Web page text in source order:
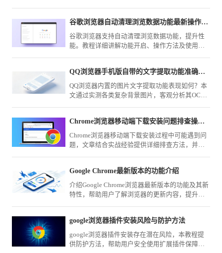
谷歌浏览器自动清理浏览数据功能最新操作教程
谷歌浏览器支持自动清理浏览数据功能，提升性
能。教程详细讲解功能开启、操作方法及使用技
QQ浏览器手机版自带的文字提取功能准确率高吗评测
QQ浏览器内置的图片文字提取功能表现如何？本
文通过实测各类复杂背景图片，客观分析其OCR
Chrome浏览器移动端下载安装问题排查操作经验教程
Chrome浏览器移动端下载安装过程中可能遇到问
题，文章结合实战经验提供详细排查方法，并分
Google Chrome最新版本的功能介绍
介绍Google Chrome浏览器最新版本的功能及其新
特性，帮助用户了解浏览器的更新内容，提升使
google浏览器插件安装风险与防护方法
google浏览器插件安装存在潜在风险，本教程提
供防护方法，帮助用户安全使用扩展插件保障数